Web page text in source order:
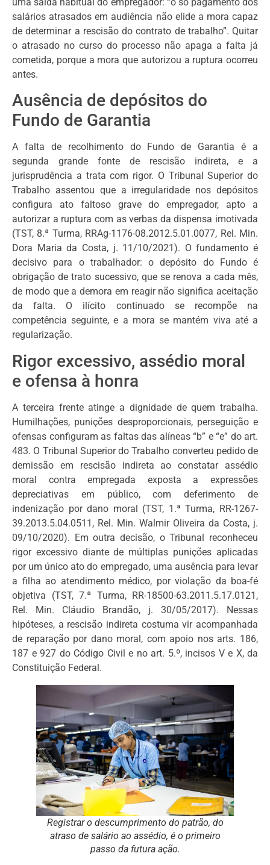
salários atrasados em audiência não elide a mora capaz
de determinar a rescisão do contrato de trabalho”. Quitar
o atrasado no curso do processo não apaga a falta já
cometida, porque a mora que autorizou a ruptura ocorreu
antes.
Ausência de depósitos do
Fundo de Garantia
A falta de recolhimento do Fundo de Garantia é a
segunda grande fonte de rescisão indireta, e a
jurisprudência a trata com rigor. O Tribunal Superior do
Trabalho assentou que a irregularidade nos depósitos
configura ato faltoso grave do empregador, apto a
autorizar a ruptura com as verbas da dispensa imotivada
(TST, 8.ª Turma, RRAg-1176-08.2012.5.01.0077, Rel. Min.
Dora Maria da Costa, j. 11/10/2021). O fundamento é
decisivo para o trabalhador: o depósito do Fundo é
obrigação de trato sucessivo, que se renova a cada mês,
de modo que a demora em reagir não significa aceitação
da falta. O ilícito continuado se recompõe na
competência seguinte, e a mora se mantém viva até a
regularização.
Rigor excessivo, assédio moral
e ofensa à honra
A terceira frente atinge a dignidade de quem trabalha.
Humilhações, punições desproporcionais, perseguição e
ofensas configuram as faltas das alíneas “b” e “e” do art.
483. O Tribunal Superior do Trabalho converteu pedido de
demissão em rescisão indireta ao constatar assédio
moral contra empregada exposta a expressões
depreciativas em público, com deferimento de
indenização por dano moral (TST, 1.ª Turma, RR-1267-
39.2013.5.04.0511, Rel. Min. Walmir Oliveira da Costa, j.
09/10/2020). Em outra decisão, o Tribunal reconheceu
rigor excessivo diante de múltiplas punições aplicadas
por um único ato do empregado, uma ausência para levar
a filha ao atendimento médico, por violação da boa-fé
objetiva (TST, 7.ª Turma, RR-18500-63.2011.5.17.0121,
Rel. Min. Cláudio Brandão, j. 30/05/2017). Nessas
hipóteses, a rescisão indireta costuma vir acompanhada
de reparação por dano moral, com apoio nos arts. 186,
187 e 927 do Código Civil e no art. 5.º, incisos V e X, da
Constituição Federal.
Registrar o descumprimento do patrão, do
atraso de salário ao assédio, é o primeiro
passo da futura ação.